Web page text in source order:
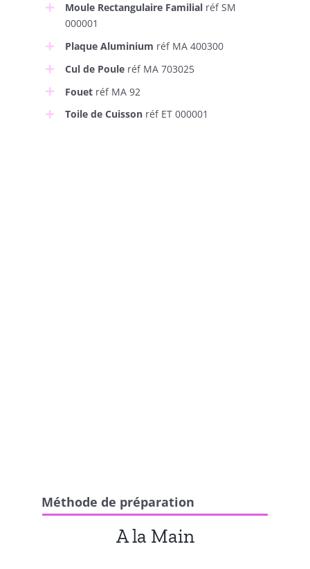
Moule Rectangulaire Familialréf SM
000001
Plaque Aluminium réf MA 400300
Cul de Pouleréf MA 703025
Fouetréf MA 92
Toile de Cuissonréf ET 000001
Méthode de préparation
A la Main